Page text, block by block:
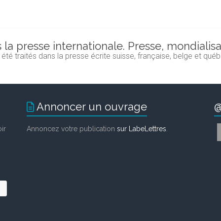
la presse internationale. Presse,
traités dans la presse écrite suisse, française, belge et
Annoncer un ouvrage
Annoncez votre publication sur LabeLettres